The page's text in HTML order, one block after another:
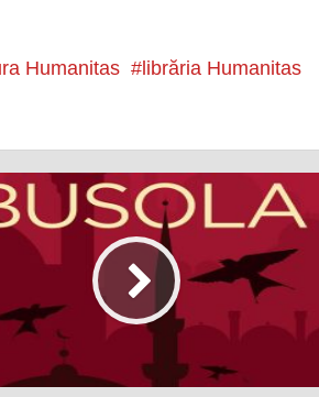
Humanitas
librăria Humanitas